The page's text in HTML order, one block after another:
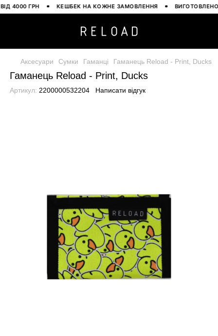
ГРН КЕШБЕК НА КОЖНЕ ЗАМОВЛЕННЯ ВИГОТОВЛЕНО В
Аксесуари Сумки Гаманці Гаманець Reload - Print, Ducks
Гаманець Reload - Print, Ducks
Артикул: 2200000532204 Написати відгук